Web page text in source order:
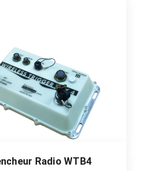
Radio WTB4